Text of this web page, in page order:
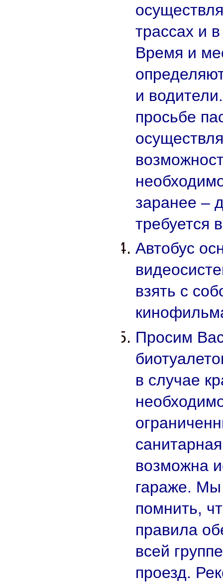
трассах и
Время и
и
просьбе
заранее –
требуется
Автобус
взять с
Просим
в случае
возможна
гараже.
помнить,
правила
всей
проезд.